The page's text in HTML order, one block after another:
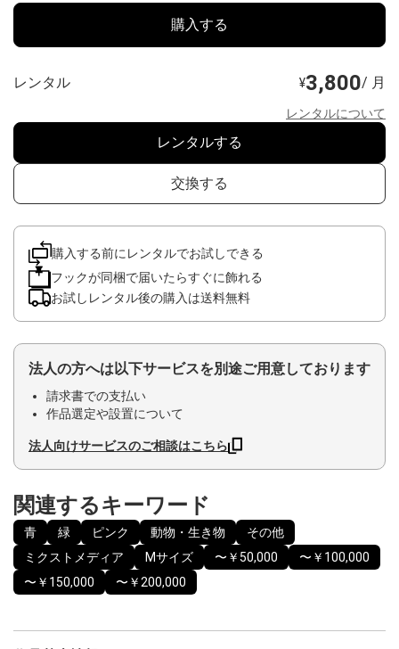
購入する
レンタル ¥3,800/ 月
レンタルについて
レンタルする
交換する
購入する前にレンタルでお試しできる
フックが同梱で届いたらすぐに飾れる
お試しレンタル後の購入は送料無料
法人の方へは以下サービスを別途ご用意しております
請求書での支払い
作品選定や設置について
法人向けサービスのご相談はこちら
関連するキーワード
青 緑 ピンク 動物・生き物
その他
ミクストメディア
Mサイズ 〜￥50,000
〜￥100,000
〜￥150,000
〜￥200,000